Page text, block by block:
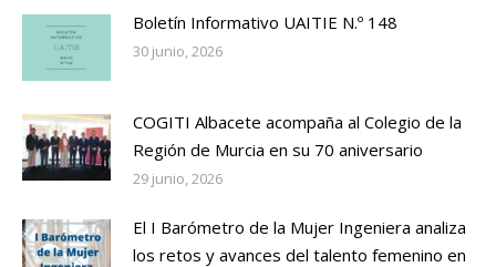
Boletín Informativo UAITIE N.º 148
30 junio, 2026
COGITI Albacete acompaña al Colegio de la
Región de Murcia en su 70 aniversario
29 junio, 2026
El I Barómetro de la Mujer Ingeniera analiza
los retos y avances del talento femenino en